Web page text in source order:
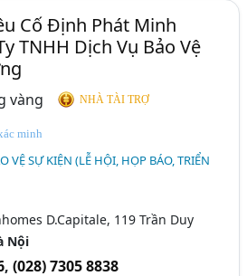
Cố Định Phát Minh
TNHH Dịch Vụ Bảo Vệ
NHÀ TÀI TRỢ
minh
VỆ SỰ KIỆN (LỄ HỘI, HỌP BÁO, TRIỂN
D.Capitale, 119 Trần Duy
Nội
,(028) 7305 8838